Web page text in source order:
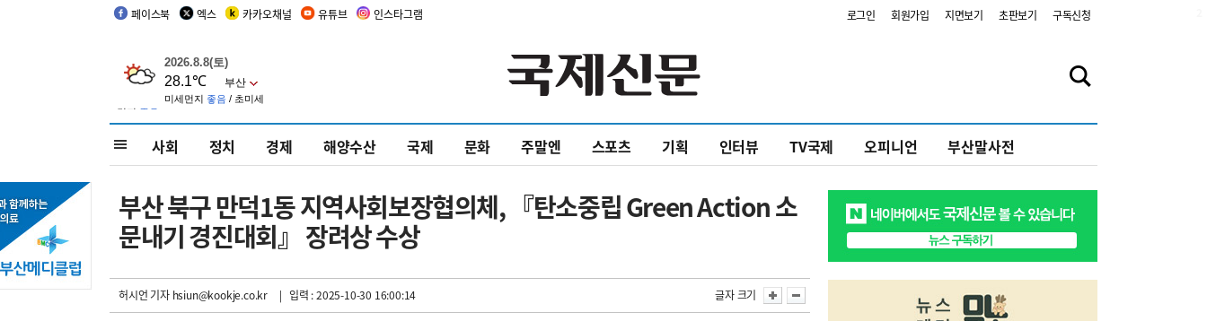
페이스북 엑스 카카오채널 유튜브 인스타그램 로그인 회원가입 지면보기 초판보기 구독신청
사회 정치 경제 해양수산 국제 문화 주말엔 스포츠 기획 인터뷰 TV국제 오피니언 부산말사전
부산 북구 만덕1동 지역사회보장협의체, 『탄소중립 Green Action 소
문내기 경진대회』 장려상 수상
허시언 기자hsiun@kookje.co.kr | 입력 : 2025-10-30 16:00:14 글자 크기